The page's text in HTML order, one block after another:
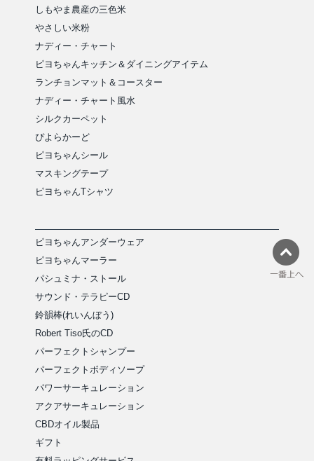
しもやま農産の三色米
やさしい米粉
ナディー・チャート
ピヨちゃんキッチン＆ダイニングアイテム
ランチョンマット＆コースター
ナディー・チャート風水
シルクカーペット
ぴよらかーど
ピヨちゃんシール
マスキングテープ
ピヨちゃんTシャツ
ピヨちゃんアンダーウェア
ピヨちゃんマーラー
パシュミナ・ストール
サウンド・テラピーCD
鈴韻棒(れいんぼう)
Robert Tiso氏のCD
パーフェクトシャンプー
パーフェクトボディソープ
パワーサーキュレーション
アクアサーキュレーション
CBDオイル製品
ギフト